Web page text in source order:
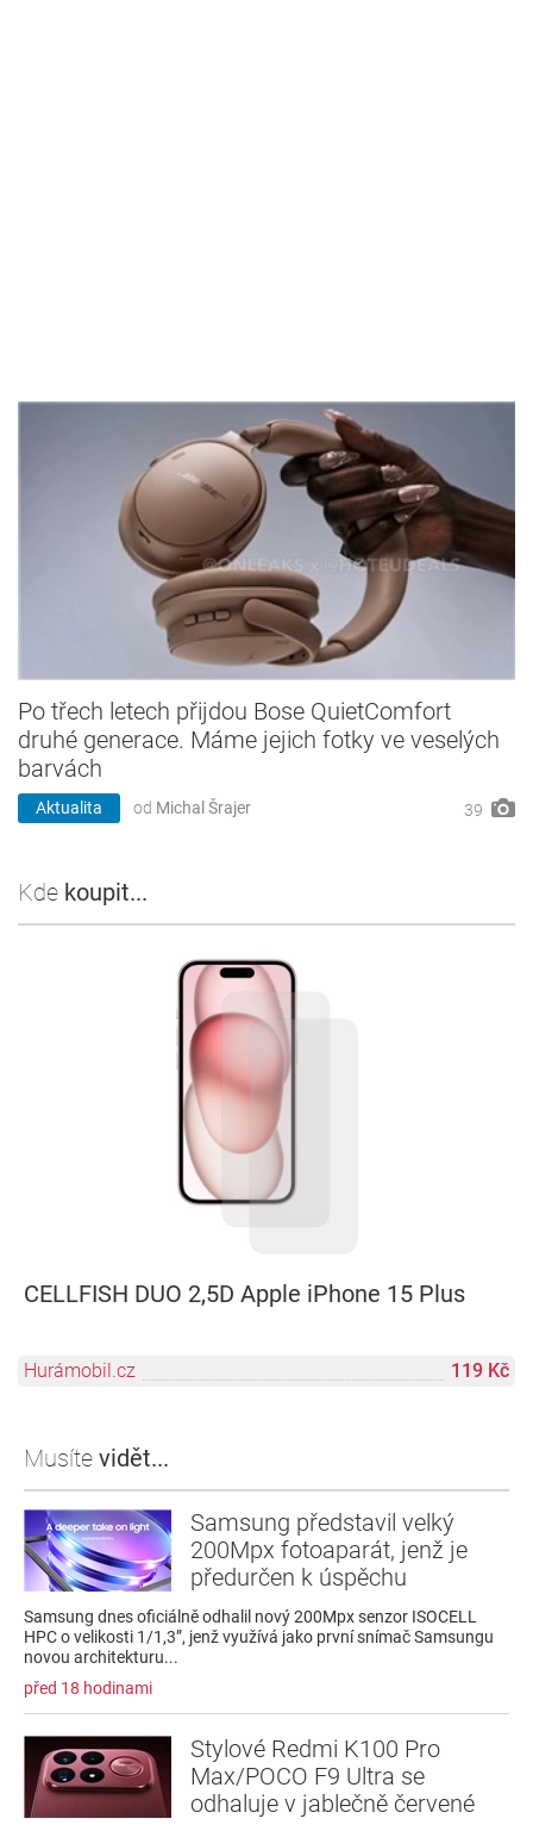
Po třech letech přijdou Bose QuietComfort
druhé generace. Máme jejich fotky ve veselých
barvách
Aktualita od Michal Šrajer 39
Kde koupit...
CELLFISH DUO 2,5D Apple iPhone 15 Plus
Hurámobil.cz 119 Kč
Musíte vidět...
Samsung představil velký
200Mpx fotoaparát, jenž je
předurčen k úspěchu
Samsung dnes oficiálně odhalil nový 200Mpx senzor ISOCELL
HPC o velikosti 1/1,3”, jenž využívá jako první snímač Samsungu
novou architekturu...
před 18 hodinami
Stylové Redmi K100 Pro
Max/POCO F9 Ultra se
odhaluje v jablečně červené